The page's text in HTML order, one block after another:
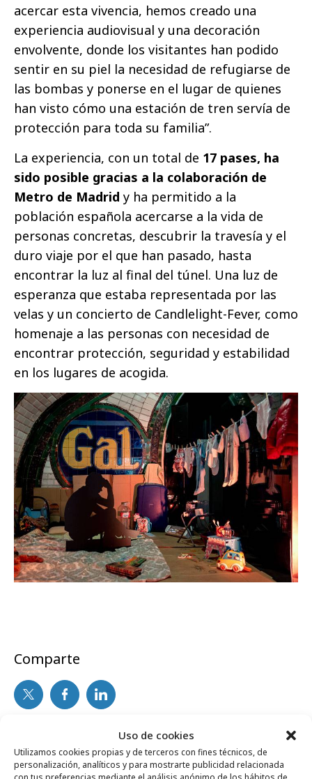
Uso de cookies
Utilizamos cookies propias y de terceros con fines técnicos, de
personalización, analíticos y para mostrarte publicidad relacionada
con tus preferencias mediante el análisis anónimo de los hábitos de
acercar esta vivencia, hemos creado una
experiencia audiovisual y una decoración
envolvente, donde los visitantes han podido
sentir en su piel la necesidad de refugiarse de
las bombas y ponerse en el lugar de quienes
han visto cómo una estación de tren servía de
protección para toda su familia”.
La experiencia, con un total de 17 pases, ha
sido posible gracias a la colaboración de
Metro de Madrid y ha permitido a la
población española acercarse a la vida de
personas concretas, descubrir la travesía y el
duro viaje por el que han pasado, hasta
encontrar la luz al final del túnel. Una luz de
esperanza que estaba representada por las
velas y un concierto de Candlelight-Fever, como
homenaje a las personas con necesidad de
encontrar protección, seguridad y estabilidad
en los lugares de acogida.
Comparte
Noticias Relacionadas